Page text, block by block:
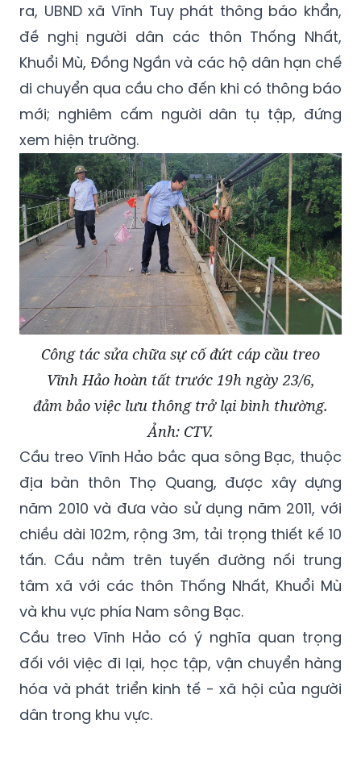
ra, UBND xã Vĩnh Tuy phát thông báo khẩn,
đề nghị người dân các thôn Thống Nhất,
Khuổi Mù, Đồng Ngần và các hộ dân hạn chế
di chuyển qua cầu cho đến khi có thông báo
mới; nghiêm cấm người dân tụ tập, đứng
xem hiện trường.
Công tác sửa chữa sự cố đứt cáp cầu treo
Vĩnh Hảo hoàn tất trước 19h ngày 23/6,
đảm bảo việc lưu thông trở lại bình thường.
Ảnh: CTV.
Cầu treo Vĩnh Hảo bắc qua sông Bạc, thuộc
địa bàn thôn Thọ Quang, được xây dựng
năm 2010 và đưa vào sử dụng năm 2011, với
chiều dài 102m, rộng 3m, tải trọng thiết kế 10
tấn. Cầu nằm trên tuyến đường nối trung
tâm xã với các thôn Thống Nhất, Khuổi Mù
và khu vực phía Nam sông Bạc.
Cầu treo Vĩnh Hảo có ý nghĩa quan trọng
đối với việc đi lại, học tập, vận chuyển hàng
hóa và phát triển kinh tế - xã hội của người
dân trong khu vực.